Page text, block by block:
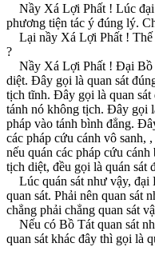
Nầy Xá Lợi Phất ! Lúc đại
phương tiện tác ý đúng lý.
Lại nầy Xá Lợi Phất ! Thế
?
Nầy Xá Lợi Phất ! Ðại Bồ
diệt. Ðây gọi là quan sát
tịch tĩnh. Ðây gọi là quan sát
tánh nó không tịch. Ðây gọi
pháp vào tánh bình đẳng.
các pháp cứu cánh vô sanh,
nếu quán các pháp cứu
tịch diệt, đều gọi là quán sát
Lúc quán sát như vậy, đại
quan sát. Phải nên quan sát
chẳng phải chẳng quan sát
Nếu có Bồ Tát quan sát
quan sát khác đây thì gọi là